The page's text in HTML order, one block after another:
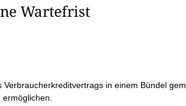
Wartefrist
in einem Bündel